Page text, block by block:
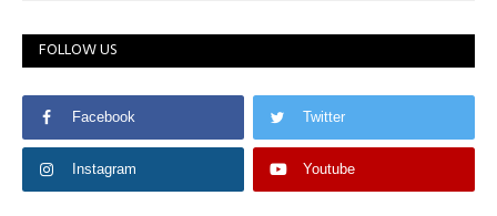
FOLLOW US
Facebook Twitter
Instagram Youtube